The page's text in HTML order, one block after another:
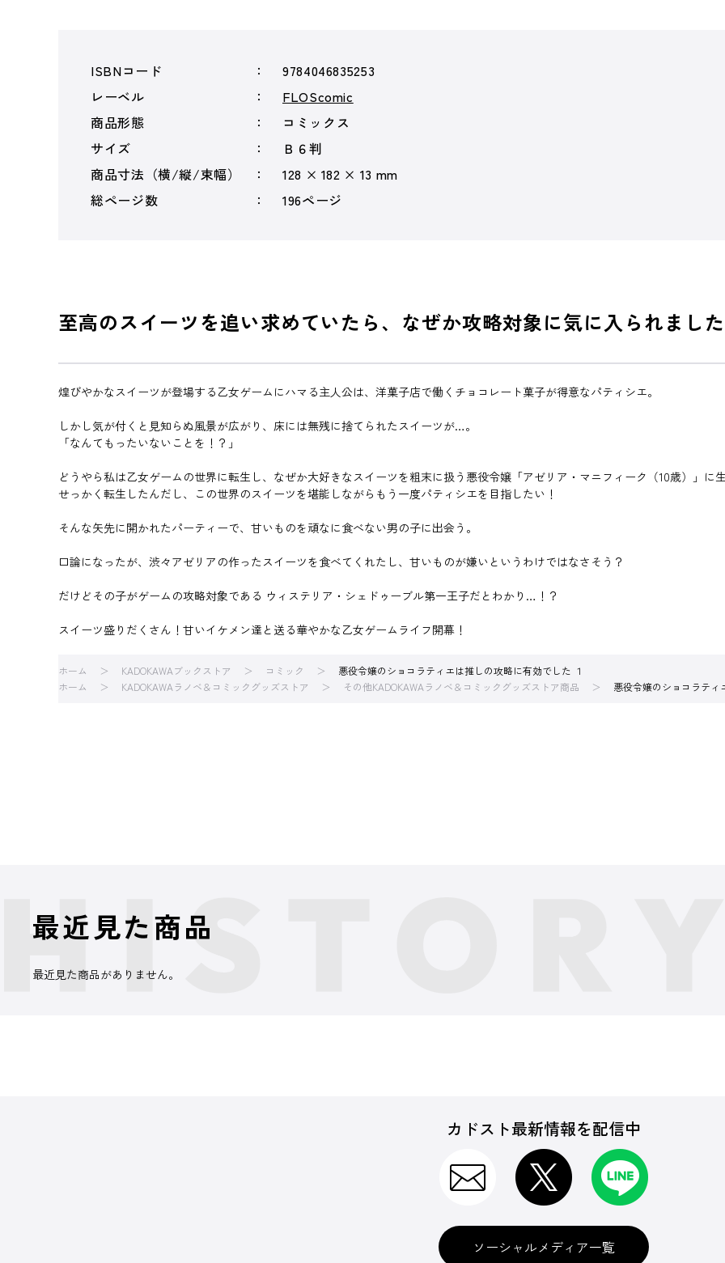
ISBNコード
9784046835253
レーベル
FLOScomic
商品形態
コミックス
サイズ
Ｂ６判
商品寸法（横/縦/束幅）
128 × 182 × 13 mm
総ページ数
196ページ
至高のスイーツを追い求めていたら、なぜか攻略対象に気に入られまし
煌びやかなスイーツが登場する乙女ゲームにハマる主人公は、洋菓子店で働くチョコレート菓子が得意なパティシエ。
しかし気が付くと見知らぬ風景が広がり、床には無残に捨てられたスイーツが…。
「なんてもったいないことを！？」
どうやら私は乙女ゲームの世界に転生し、なぜか大好きなスイーツを粗末に扱う悪役令嬢「アゼリア・マニフィーク（10歳）」に
せっかく転生したんだし、この世界のスイーツを堪能しながらもう一度パティシエを目指したい！
そんな矢先に開かれたパーティーで、甘いものを頑なに食べない男の子に出会う。
口論になったが、渋々アゼリアの作ったスイーツを食べてくれたし、甘いものが嫌いというわけではなさそう？
だけどその子がゲームの攻略対象である ウィステリア・シェドゥーブル第一王子だとわかり…！？
スイーツ盛りだくさん！甘いイケメン達と送る華やかな乙女ゲームライフ開幕！
ホーム KADOKAWAブックストア コミック
悪役令嬢のショコラティエは推しの攻略に有効でした １
ホーム
KADOKAWAラノベ＆コミックグッズストア その他KADOKAWAラノベ＆コミックグッズストア商品 悪役令嬢のショコラティ
最近見た商品
最近見た商品がありません。
カドスト最新情報を配信中
ソーシャルメディア一覧